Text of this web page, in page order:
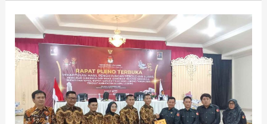
Hasil
Pleno
Kabupaten,
Paslon
Hendri